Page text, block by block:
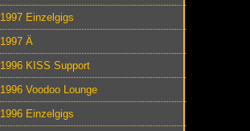
1997 Einzelgigs
1997 Ä
1996 KISS Support
1996 Voodoo Lounge
1996 Einzelgigs